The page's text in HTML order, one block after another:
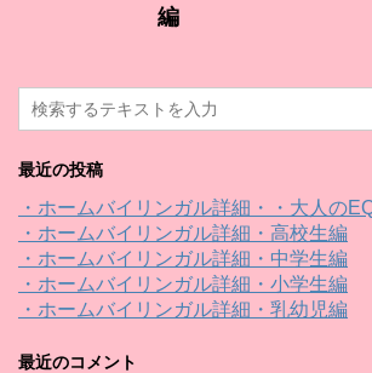
編
最近の投稿
・ホームバイリンガル詳細・・大人の
・ホームバイリンガル詳細・高校生編
・ホームバイリンガル詳細・中学生編
・ホームバイリンガル詳細・小学生編
・ホームバイリンガル詳細・乳幼児編
最近のコメント